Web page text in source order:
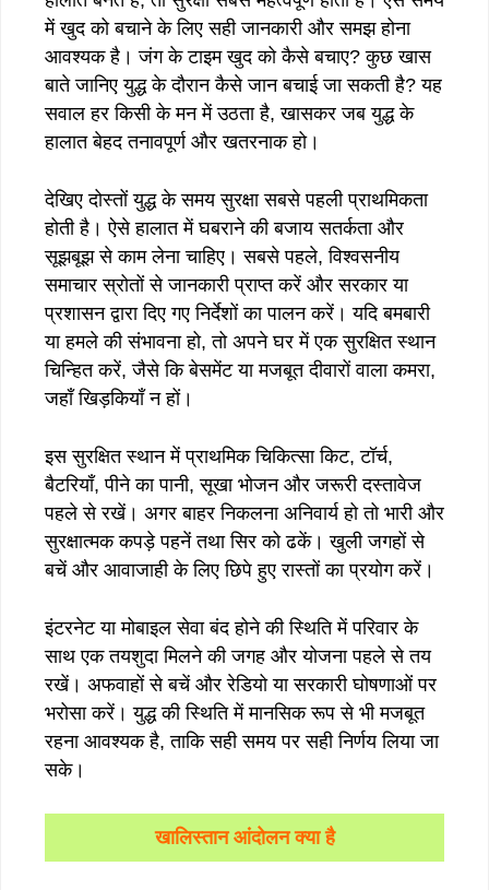
में खुद को बचाने के लिए सही जानकारी और समझ होना
आवश्यक है। जंग के टाइम खुद को कैसे बचाए? कुछ खास
बाते जानिए युद्ध के दौरान कैसे जान बचाई जा सकती है? यह
सवाल हर किसी के मन में उठता है, खासकर जब युद्ध के
हालात बेहद तनावपूर्ण और खतरनाक हो।
देखिए दोस्तों युद्ध के समय सुरक्षा सबसे पहली प्राथमिकता
होती है। ऐसे हालात में घबराने की बजाय सतर्कता और
सूझबूझ से काम लेना चाहिए। सबसे पहले, विश्वसनीय
समाचार स्रोतों से जानकारी प्राप्त करें और सरकार या
प्रशासन द्वारा दिए गए निर्देशों का पालन करें। यदि बमबारी
या हमले की संभावना हो, तो अपने घर में एक सुरक्षित स्थान
चिन्हित करें, जैसे कि बेसमेंट या मजबूत दीवारों वाला कमरा,
जहाँ खिड़कियाँ न हों।
इस सुरक्षित स्थान में प्राथमिक चिकित्सा किट, टॉर्च,
बैटरियाँ, पीने का पानी, सूखा भोजन और जरूरी दस्तावेज
पहले से रखें। अगर बाहर निकलना अनिवार्य हो तो भारी और
सुरक्षात्मक कपड़े पहनें तथा सिर को ढकें। खुली जगहों से
बचें और आवाजाही के लिए छिपे हुए रास्तों का प्रयोग करें।
इंटरनेट या मोबाइल सेवा बंद होने की स्थिति में परिवार के
साथ एक तयशुदा मिलने की जगह और योजना पहले से तय
रखें। अफवाहों से बचें और रेडियो या सरकारी घोषणाओं पर
भरोसा करें। युद्ध की स्थिति में मानसिक रूप से भी मजबूत
रहना आवश्यक है, ताकि सही समय पर सही निर्णय लिया जा
सके।
खालिस्तान आंदोलन क्या है